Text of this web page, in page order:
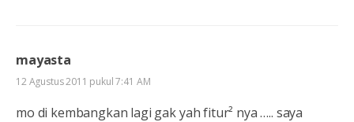
mayasta
12 Agustus 2011 pukul 7:41 AM
mo di kembangkan lagi gak yah fitur² nya ….. saya